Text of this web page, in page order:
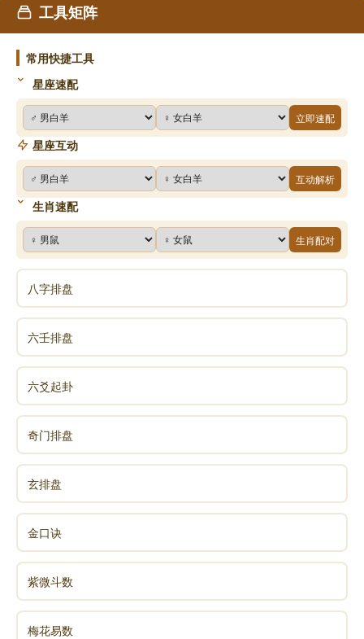
工具矩阵
常用快捷工具
星座速配
立即速配
星座互动
互动解析
生肖速配
生肖配对
八字排盘
六壬排盘
六爻起卦
奇门排盘
玄排盘
金口诀
紫微斗数
梅花易数